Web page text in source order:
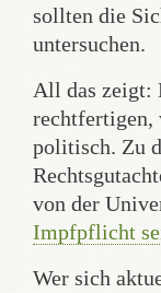
sollten die
untersuchen.
All das
rechtfertigen,
politisch. Zu
von der
Impfpflicht
Wer sich